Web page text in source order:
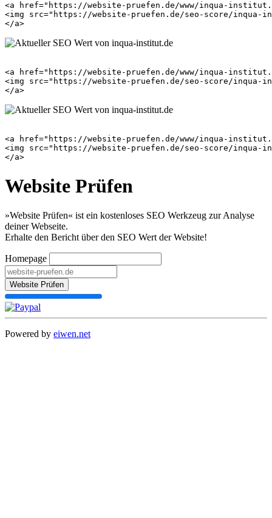
<a href="https://website-pruefen.de/www/inqua-
<img src="https://website-pruefen.de/seo-score/inqua-
<a href="https://website-pruefen.de/www/inqua-
<img src="https://website-pruefen.de/seo-score/inqua-
<a href="https://website-pruefen.de/www/inqua-
<img src="https://website-pruefen.de/seo-score/inqua-
Website Prüfen
»Website Prüfen« ist ein kostenloses SEO Werkzeug zur Analyse
deiner Webseite.
Erhalte den Bericht über den SEO Wert der Website!
Homepage
Website Prüfen
Powered by eiwen.net